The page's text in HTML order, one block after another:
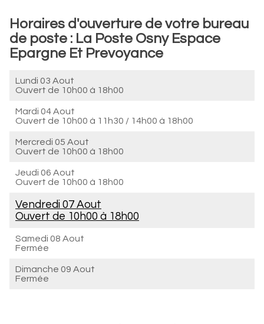
Horaires d'ouverture de votre bureau
de poste : La Poste Osny Espace
Epargne Et Prevoyance
Lundi 03 Aout
Ouvert de 10h00 à 18h00
Mardi 04 Aout
Ouvert de 10h00 à 11h30 / 14h00 à 18h00
Mercredi 05 Aout
Ouvert de 10h00 à 18h00
Jeudi 06 Aout
Ouvert de 10h00 à 18h00
Vendredi 07 Aout
Ouvert de 10h00 à 18h00
Samedi 08 Aout
Fermée
Dimanche 09 Aout
Fermée